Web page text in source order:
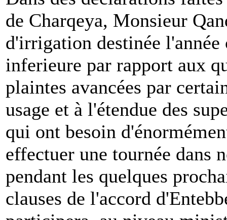
de Charqeya, Monsieur
d'irrigation destinée l'année
inferieure par rapport aux
plaintes avancées par
usage et à l'étendue des
qui ont besoin
effectuer une tournée dans
pendant les quelques
clauses de l'accord